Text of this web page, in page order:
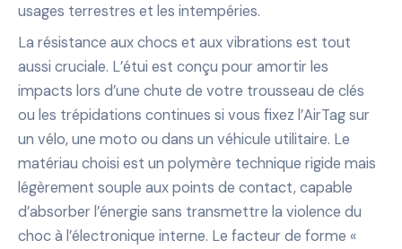
usages terrestres et les intempéries.
La résistance aux chocs et aux vibrations est tout
aussi cruciale. L’étui est conçu pour amortir les
impacts lors d’une chute de votre trousseau de clés
ou les trépidations continues si vous fixez l’AirTag sur
un vélo, une moto ou dans un véhicule utilitaire. Le
matériau choisi est un polymère technique rigide mais
légèrement souple aux points de contact, capable
d’absorber l’énergie sans transmettre la violence du
choc à l’électronique interne. Le facteur de forme «